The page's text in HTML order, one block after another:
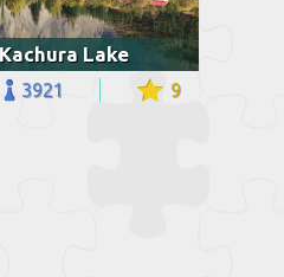
Lake
3921 9